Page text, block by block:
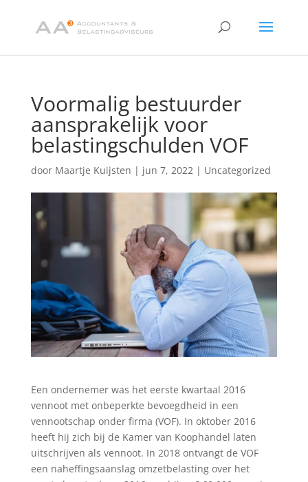
Voormalig bestuurder
aansprakelijk voor
belastingschulden VOF
door Maartje Kuijsten | jun 7, 2022| Uncategorized
Een ondernemer was het eerste kwartaal 2016
vennoot met onbeperkte bevoegdheid in een
vennootschap onder firma (VOF). In oktober 2016
heeft hij zich bij de Kamer van Koophandel laten
uitschrijven als vennoot. In 2018 ontvangt de VOF
een naheffingsaanslag omzetbelasting over het